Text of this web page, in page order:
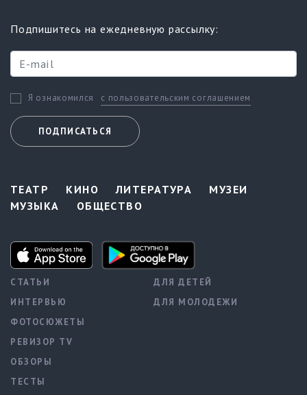
Подпишитесь на ежедневную рассылку:
Я ознакомился с пользовательским соглашением
ПОДПИСАТЬСЯ
ТЕАТР КИНО ЛИТЕРАТУРА
МУЗЕИ
МУЗЫКА
ОБЩЕСТВО
СТАТЬИ
ИНТЕРВЬЮ
ФОТОСЮЖЕТЫ
РЕВИЗОР TV
ОБЗОРЫ
ТЕСТЫ
ДЛЯ ДЕТЕЙ
ДЛЯ МОЛОДЕЖИ